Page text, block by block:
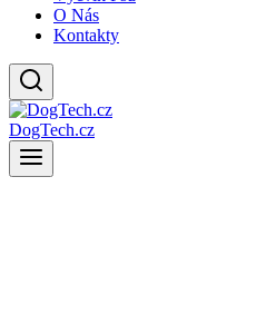
O Nás
Kontakty
DogTech.cz